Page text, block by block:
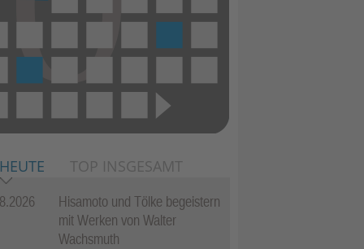
TOP INSGESAMT
Hisamoto und Tölke begeistern
mit Werken von Walter
Wachsmuth